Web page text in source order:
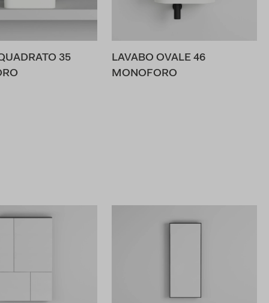
35
LAVABO OVALE 46
MONOFORO